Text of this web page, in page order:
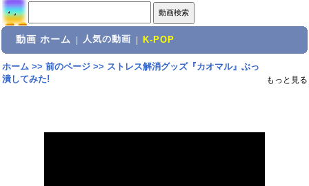
動画 ホーム 人気の動画 K-POP
ホーム>> 前のページ>> ストレス解消グッズ『カオマル』ぶっ
潰してみた!
もっと見る